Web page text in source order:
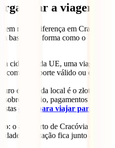
a viagem
muita diferença em Cracóvia.
bastante a forma como o
cidadãos da UE, uma viagem
com passaporte válido ou cartão
e a moeda local é o złoty;
câmbio, pagamentos e
dicas para viajar para a
: o aeroporto de Cracóvia tem
e a estação fica junto ao